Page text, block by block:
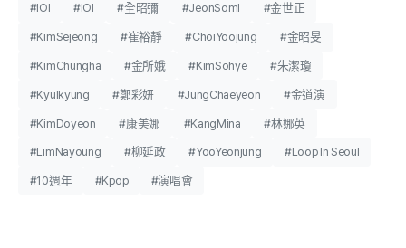
#IOI #IOI #全昭彌 #JeonSomI #金世正
#KimSejeong #崔裕靜 #ChoiYoojung #金昭旻
#KimChungha #金所娥 #KimSohye #朱潔瓊
#Kyulkyung #鄭彩妍 #JungChaeyeon #金道演
#KimDoyeon #康美娜 #KangMina #林娜英
#LimNayoung #柳延政 #YooYeonjung #Loop In Seoul
#10週年 #Kpop #演唱會